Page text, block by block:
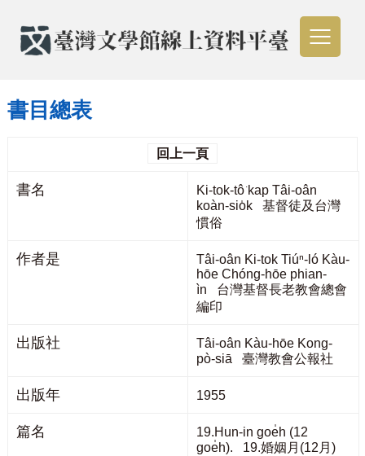
書目總表
回上一頁
書名
Ki-tok-tô͘ kap Tâi-oân
koàn-sio̍k 基督徒及台灣
慣俗
作者是
Tâi-oân Ki-tok Tiúⁿ-ló Kàu-
hōe Chóng-hōe phian-
ìn 台灣基督長老教會總會
編印
出版社
Tâi-oân Kàu-hōe Kong-
pò-siā 臺灣教會公報社
出版年 1955
篇名
19.Hun-in goe̍h (12
goe̍h). 19.婚姻月(12月)